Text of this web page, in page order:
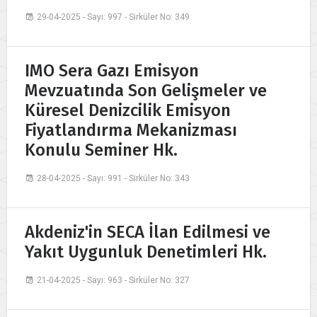
29-04-2025 - Sayı: 997 - Sirküler No: 349
IMO Sera Gazı Emisyon
Mevzuatında Son Gelişmeler ve
Küresel Denizcilik Emisyon
Fiyatlandırma Mekanizması
Konulu Seminer Hk.
28-04-2025 - Sayı: 991 - Sirküler No: 343
Akdeniz'in SECA İlan Edilmesi ve
Yakıt Uygunluk Denetimleri Hk.
21-04-2025 - Sayı: 963 - Sirküler No: 327